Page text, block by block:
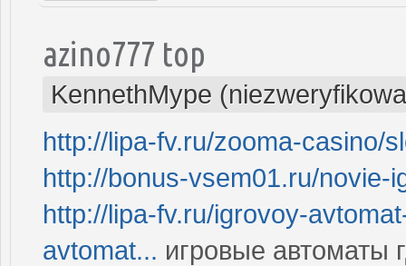
azino777 top
KennethMype
http://lipa-fv.ru/zooma-casino/
http://bonus-vsem01.ru/novie-
http://lipa-fv.ru/igrovoy-
avtomat... игровые автоматы